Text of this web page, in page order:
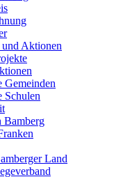
und Aktionen
Gemeinden
Schulen
Bamberg
Land